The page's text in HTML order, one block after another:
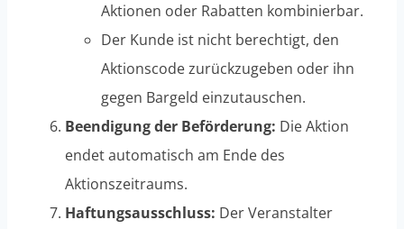
Aktionen oder Rabatten kombinierbar.
Der Kunde ist nicht berechtigt, den
Aktionscode zurückzugeben oder ihn
gegen Bargeld einzutauschen.
Beendigung der Beförderung: Die Aktion
endet automatisch am Ende des
Aktionszeitraums.
Haftungsausschluss: Der Veranstalter